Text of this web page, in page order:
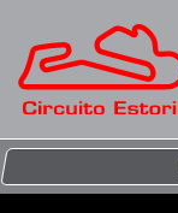
Search for: